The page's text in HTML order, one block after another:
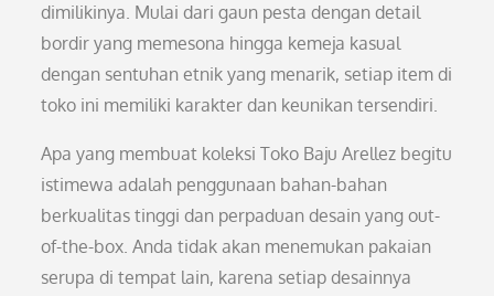
dimilikinya. Mulai dari gaun pesta dengan detail
bordir yang memesona hingga kemeja kasual
dengan sentuhan etnik yang menarik, setiap item di
toko ini memiliki karakter dan keunikan tersendiri.
Apa yang membuat koleksi Toko Baju Arellez begitu
istimewa adalah penggunaan bahan-bahan
berkualitas tinggi dan perpaduan desain yang out-
of-the-box. Anda tidak akan menemukan pakaian
serupa di tempat lain, karena setiap desainnya